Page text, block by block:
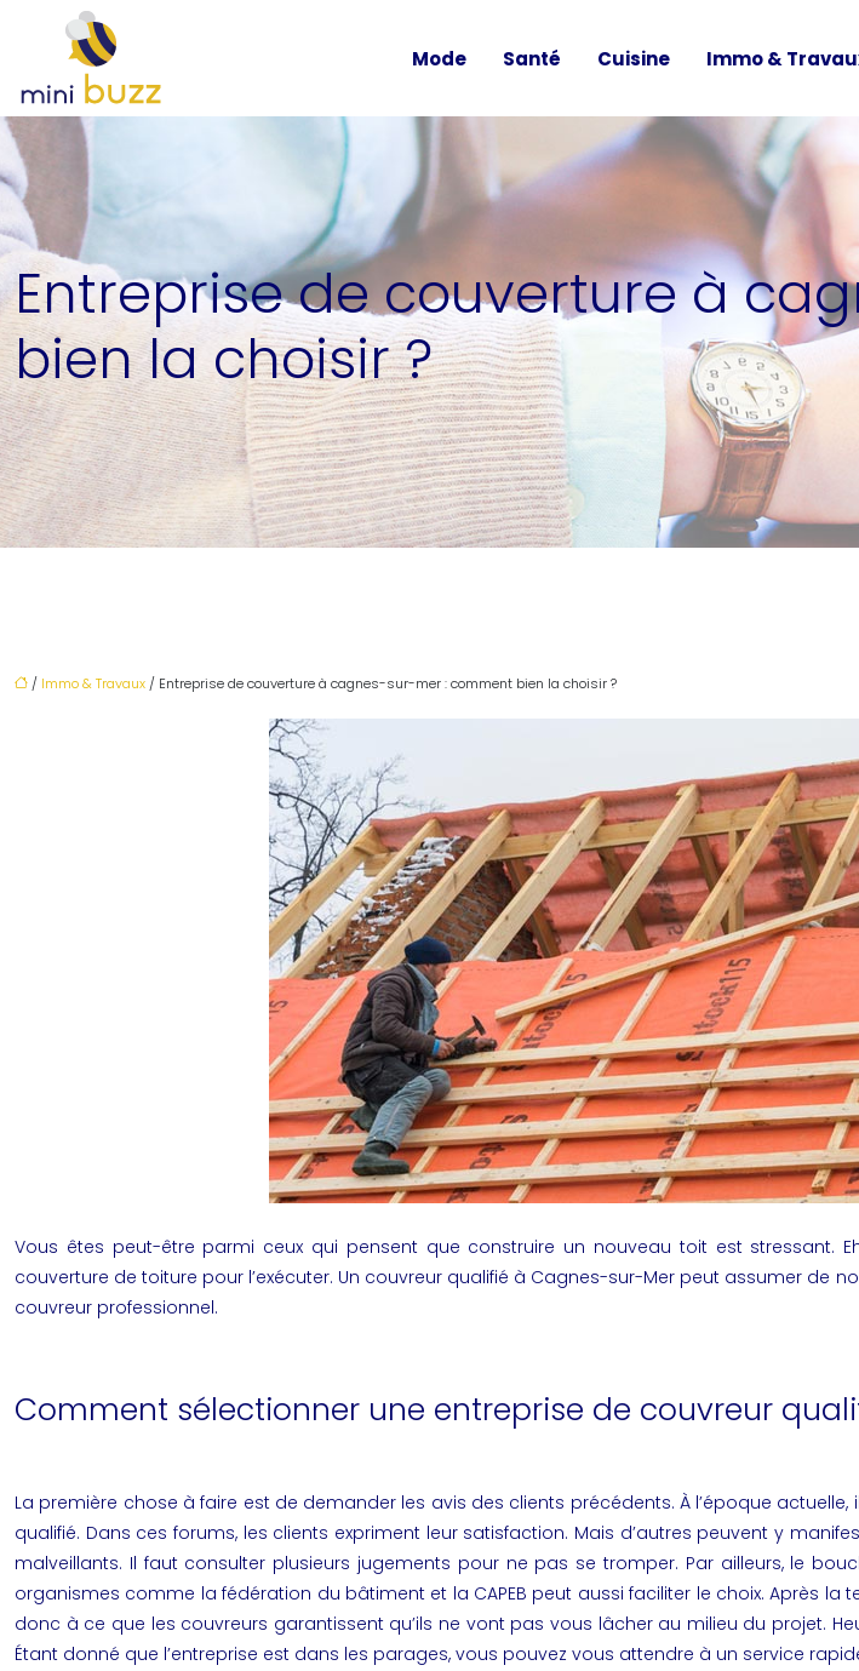
Mode Santé Cuisine Immo &
Entreprise de couverture à
bien la choisir ?
/ Immo & Travaux / Entreprise de couverture à cagnes-sur-mer : comment bien la choisir ?
Vous êtes peut-être parmi ceux qui pensent que construire un nouveau toit est stressant.
couverture de toiture pour l’exécuter. Un couvreur qualifié à Cagnes-sur-Mer peut assumer
couvreur professionnel.
Comment sélectionner une entreprise de couvreur
La première chose à faire est de demander les avis des clients précédents. À l’époque
qualifié. Dans ces forums, les clients expriment leur satisfaction. Mais d’autres peuvent y
malveillants. Il faut consulter plusieurs jugements pour ne pas se tromper. Par ailleurs, le
organismes comme la fédération du bâtiment et la CAPEB peut aussi faciliter le choix. Après la
donc à ce que les couvreurs garantissent qu’ils ne vont pas vous lâcher au milieu du projet.
Étant donné que l’entreprise est dans les parages, vous pouvez vous attendre à un service